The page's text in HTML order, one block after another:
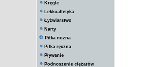
Kręgle
Lekkoatletyka
Łyżwiarstwo
Narty
Piłka nożna
Piłka ręczna
Pływanie
Podnoszenie ciężarów